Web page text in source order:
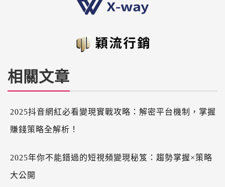
相關文章
2025抖音網紅必看變現實戰攻略：解密平台機制，掌握
賺錢策略全解析！
2025年你不能錯過的短視頻變現秘笈：趨勢掌握×策略
大公開